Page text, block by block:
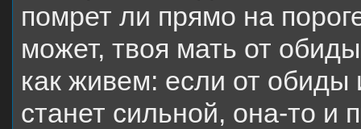
помрет ли прямо на
может, твоя мать от
как живем: если от
станет сильной, она-то и